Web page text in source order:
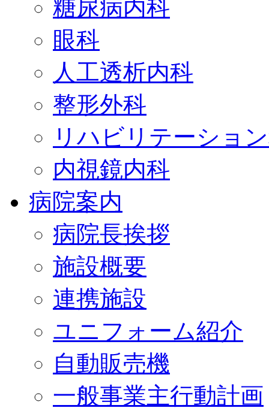
糖尿病内科
眼科
人工透析内科
整形外科
リハビリテーショ
内視鏡内科
病院案内
病院長挨拶
施設概要
連携施設
ユニフォーム紹介
自動販売機
一般事業主行動計画